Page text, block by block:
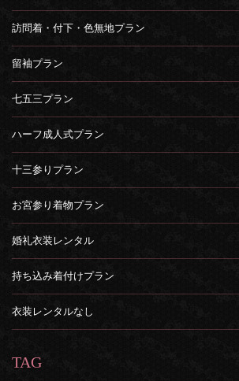
訪問着・付下・色無地プラン
留袖プラン
七五三プラン
ハーフ成人式プラン
十三参りプラン
お宮参り着物プラン
婚礼衣装レンタル
持ち込み着付けプラン
衣装レンタルなし
TAG